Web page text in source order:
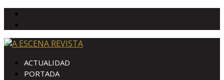
ACTUALIDAD
PORTADA